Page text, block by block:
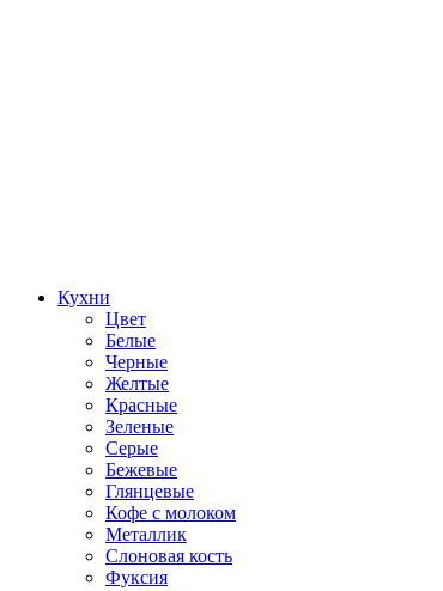
Кухни
Цвет
Белые
Черные
Желтые
Красные
Зеленые
Серые
Бежевые
Глянцевые
Кофе с молоком
Металлик
Слоновая кость
Фуксия